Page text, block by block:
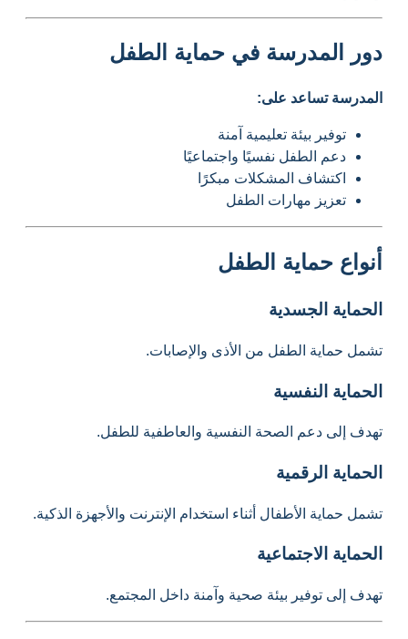
دور المدرسة في حماية الطفل
المدرسة تساعد على:
توفير بيئة تعليمية آمنة
دعم الطفل نفسيًا واجتماعيًا
اكتشاف المشكلات مبكرًا
تعزيز مهارات الطفل
أنواع حماية الطفل
الحماية الجسدية
تشمل حماية الطفل من الأذى والإصابات.
الحماية النفسية
تهدف إلى دعم الصحة النفسية والعاطفية للطفل.
الحماية الرقمية
تشمل حماية الأطفال أثناء استخدام الإنترنت والأجهزة الذكية.
الحماية الاجتماعية
تهدف إلى توفير بيئة صحية وآمنة داخل المجتمع.